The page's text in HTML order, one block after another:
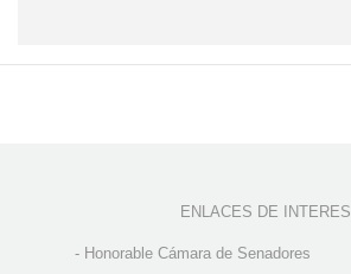
ENLACES DE INTERES
- Honorable Cámara de Senadores